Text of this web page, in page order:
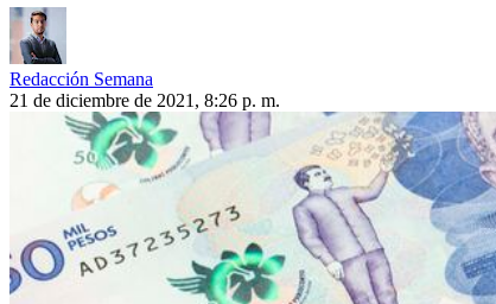
Redacción Semana
21 de diciembre de 2021, 8:26 p. m.